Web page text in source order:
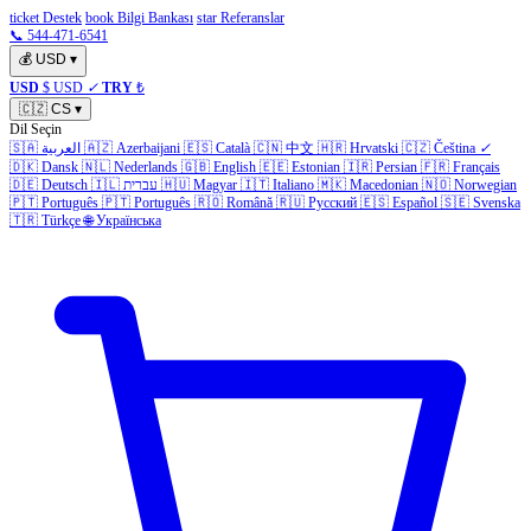
ticket Destek book Bilgi Bankası star Referanslar
📞 544-471-6541
💰 USD ▾
USD $ USD ✓ TRY ₺
🇨🇿 CS ▾
Dil Seçin
🇸🇦 العربية 🇦🇿 Azerbaijani 🇪🇸 Català 🇨🇳 中文 🇭🇷 Hrvatski 🇨🇿 Čeština ✓
🇩🇰 Dansk 🇳🇱 Nederlands 🇬🇧 English 🇪🇪 Estonian 🇮🇷 Persian 🇫🇷 Français
🇩🇪 Deutsch 🇮🇱 עברית 🇭🇺 Magyar 🇮🇹 Italiano 🇲🇰 Macedonian 🇳🇴 Norwegian
🇵🇹 Português 🇵🇹 Português 🇷🇴 Română 🇷🇺 Русский 🇪🇸 Español 🇸🇪 Svenska
🇹🇷 Türkçe 🌐 Українська